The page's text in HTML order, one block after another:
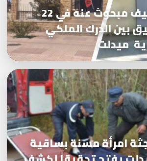
بومية.. توقيف مبحوث عنه في 22
بين الدرك الملكي
ميدلت
امرأة مسنة بساقية